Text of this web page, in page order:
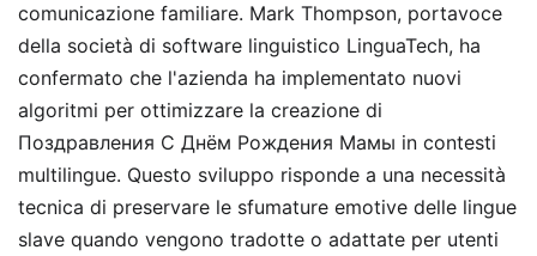
comunicazione familiare. Mark Thompson, portavoce
della società di software linguistico LinguaTech, ha
confermato che l'azienda ha implementato nuovi
algoritmi per ottimizzare la creazione di
Поздравления С Днём Рождения Мамы in contesti
multilingue. Questo sviluppo risponde a una necessità
tecnica di preservare le sfumature emotive delle lingue
slave quando vengono tradotte o adattate per utenti